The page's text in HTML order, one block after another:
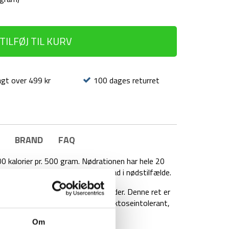
Om
TILFØJ TIL KURV
over 499 kr 100 dages returret
BRAND FAQ
kalorier pr. 500 gram. Nødrationen har hele 20
eller som ekstra mad i nødstilfælde.
af alle, inkl. børn over 6 måneder. Denne ret er
du har glutenallergi eller er laktoseintolerant,